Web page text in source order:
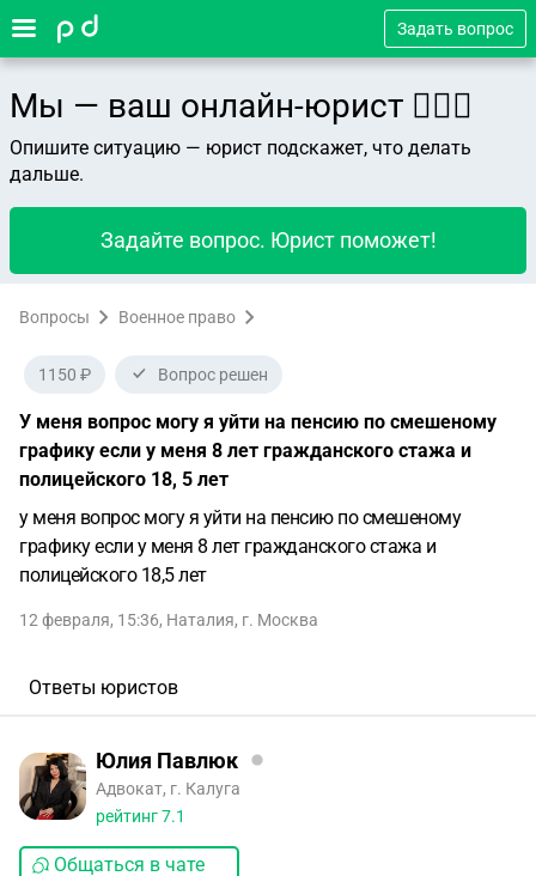
Задать вопрос
Мы — ваш онлайн-юрист 👨🏻‍⚖️
Опишите ситуацию — юрист подскажет, что делать
дальше.
Задайте вопрос. Юрист поможет!
Вопросы Военное право
1150 ₽ Вопрос решен
У меня вопрос могу я уйти на пенсию по смешеному
графику если у меня 8 лет гражданского стажа и
полицейского 18, 5 лет
у меня вопрос могу я уйти на пенсию по смешеному
графику если у меня 8 лет гражданского стажа и
полицейского 18,5 лет
12 февраля, 15:36, Наталия, г. Москва
Ответы юристов
Юлия Павлюк
Адвокат, г. Калуга
рейтинг7.1
Общаться в чате